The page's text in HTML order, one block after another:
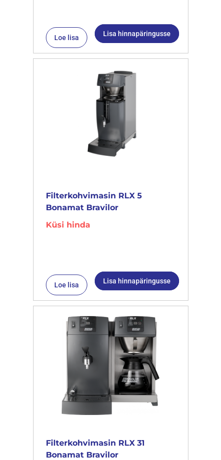
Loe lisa Lisa hinnapäringusse
Filterkohvimasin RLX 5
Bonamat Bravilor
Küsi hinda
Loe lisa Lisa hinnapäringusse
Filterkohvimasin RLX 31
Bonamat Bravilor